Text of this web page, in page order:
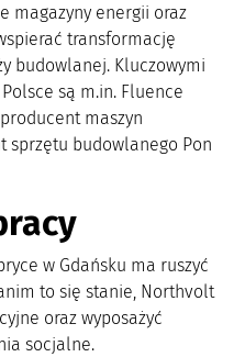
magazyny energii oraz
transformację
budowlanej. Kluczowymi
są m.in. Fluence
maszyn
sprzętu budowlanego Pon
w Gdańsku ma ruszyć
to się stanie, Northvolt
oraz wyposażyć
socjalne.